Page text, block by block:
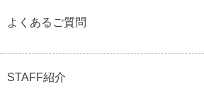
よくあるご質問
STAFF紹介